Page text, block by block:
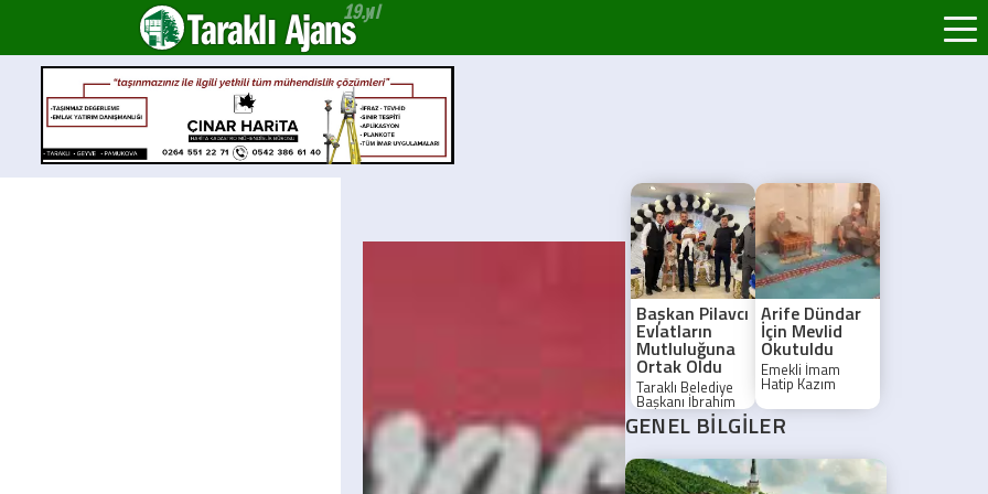
Taraklı Ajans
Başkan Pilavcı
Evlatların
Mutluluğuna
Ortak Oldu
Taraklı Belediye
Başkanı İbrahim
Pilavcı, ilçede
düzenlenen
cemiyetlerine
katılarak Pektaş,
Doğru ve Ak
Arife Dündar
İçin Mevlid
Okutuldu
Emekli İmam
Hatip Kazım
Dündar’ın annesi
merhume Arife
Dündar için
Yunuspaşa
Camii'nde Mevlid-
i Şerif okundu.
GENEL BİLGİLER